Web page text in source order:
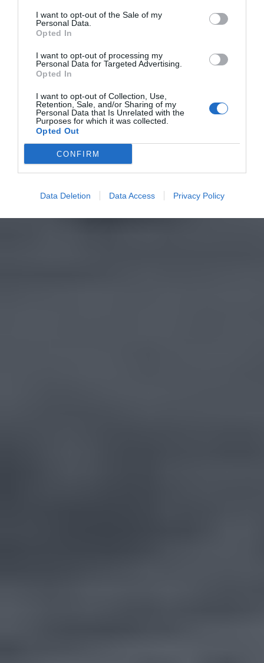
I want to opt-out of the Sale of my
Personal Data.
Opted In
I want to opt-out of processing my
Personal Data for Targeted Advertising.
Opted In
I want to opt-out of Collection, Use,
Retention, Sale, and/or Sharing of my
Personal Data that Is Unrelated with the
Purposes for which it was collected.
Opted Out
CONFIRM
Data Deletion Data Access Privacy Policy